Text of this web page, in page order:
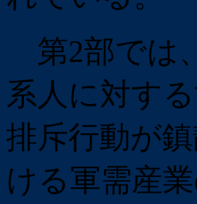
第2部では
系人に対す
排斥行動が
ける軍需産